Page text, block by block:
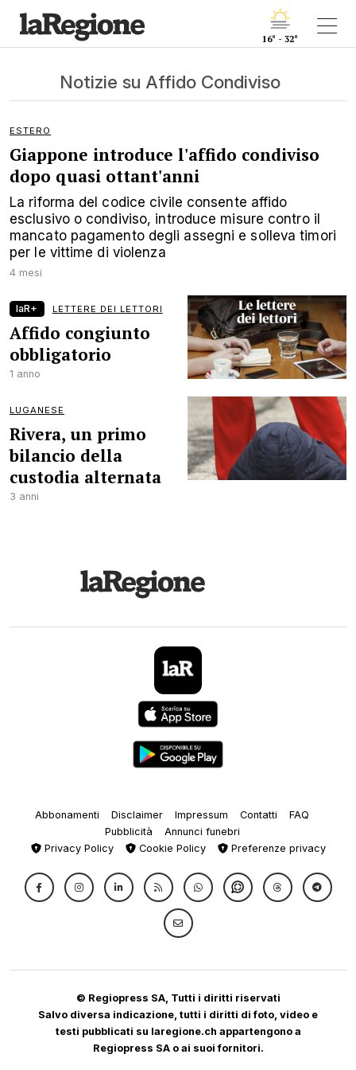
16° - 32°
Notizie su Affido Condiviso
ESTERO
Giappone introduce l'affido condiviso
dopo quasi ottant'anni
La riforma del codice civile consente affido
esclusivo o condiviso, introduce misure contro il
mancato pagamento degli assegni e solleva timori
per le vittime di violenza
4 mesi
laR+ LETTERE DEI LETTORI
Affido congiunto
obbligatorio
1 anno
LUGANESE
Rivera, un primo
bilancio della
custodia alternata
3 anni
Abbonamenti Disclaimer Impressum Contatti
FAQ
Pubblicità
Annunci funebri
Privacy Policy
Cookie Policy Preferenze privacy
© Regiopress SA, Tutti i diritti riservati
Salvo diversa indicazione, tutti i diritti di foto, video e
testi pubblicati su laregione.ch appartengono a
Regiopress SA o ai suoi fornitori.